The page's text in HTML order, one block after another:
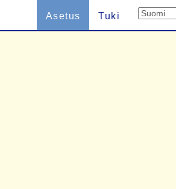
Asetus Tuki